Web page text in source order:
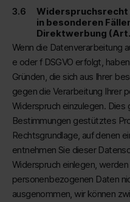
Widerspruchsrecht
in besonderen
Direktwerbung (Art.
Wenn die Datenverarbeitung
e oder f DSGVO erfolgt,
Gründen, die sich aus Ihrer
gegen die Verarbeitung Ihrer
Widerspruch einzulegen. Dies
Bestimmungen gestütztes
Rechtsgrundlage, auf denen
entnehmen Sie dieser
Widerspruch einlegen,
personenbezogenen Daten
ausgenommen, wir können